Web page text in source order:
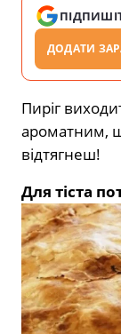
ДОДАТИ
Пиріг
ароматним,
відтягнеш!
Для тіста